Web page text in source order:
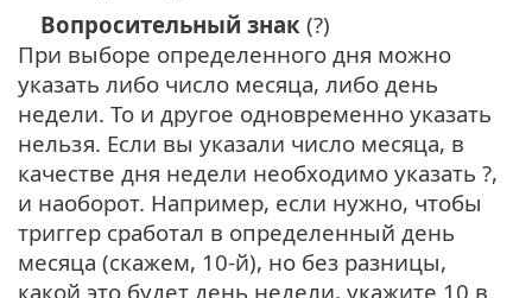
Вопросительный знак (?)
При выборе определенного дня можно
указать либо число месяца, либо день
недели. То и другое одновременно указать
нельзя. Если вы указали число месяца, в
качестве дня недели необходимо указать ?,
и наоборот. Например, если нужно, чтобы
триггер сработал в определенный день
месяца (скажем, 10-й), но без разницы,
какой это будет день недели, укажите 10 в